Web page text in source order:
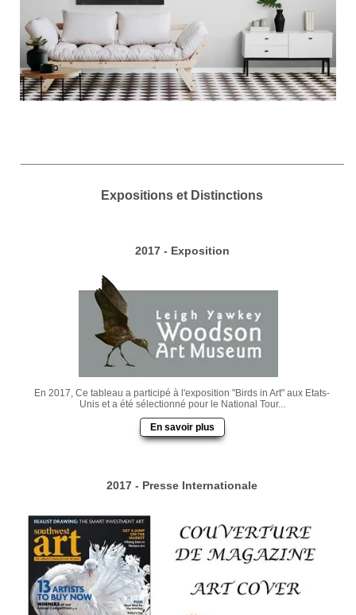
Expositions et Distinctions
2017 - Exposition
En 2017, Ce tableau a participé à l'exposition "Birds in Art" aux Etats-
Unis et a été sélectionné pour le National Tour...
En savoir plus
2017 - Presse Internationale